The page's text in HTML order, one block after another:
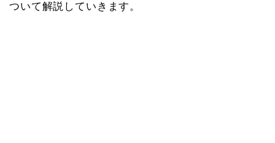
ついて解説していきます。